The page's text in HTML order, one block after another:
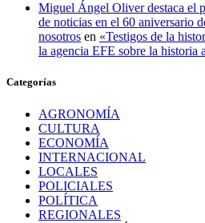
Miguel Ángel Oliver destaca el
de noticias en el 60 aniversario
nosotros en «Testigos de la
la agencia EFE sobre la historia
Categorías
AGRONOMÍA
CULTURA
ECONOMÍA
INTERNACIONAL
LOCALES
POLICIALES
POLÍTICA
REGIONALES